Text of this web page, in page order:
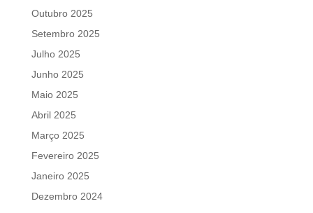
Outubro 2025
Setembro 2025
Julho 2025
Junho 2025
Maio 2025
Abril 2025
Março 2025
Fevereiro 2025
Janeiro 2025
Dezembro 2024